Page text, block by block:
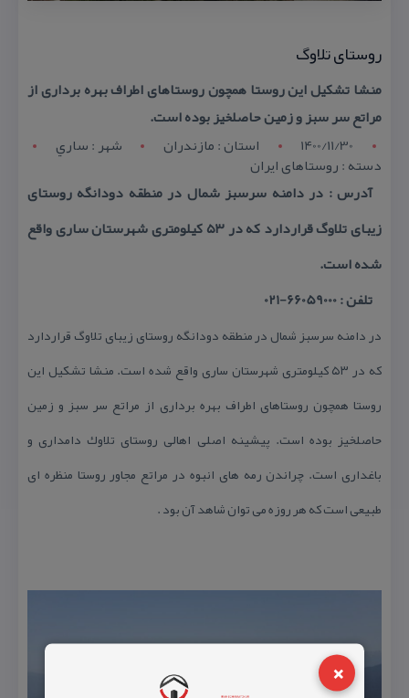
×
روستای تلاوگ
منشا تشكیل این روستا همچون روستاهای اطراف بهره برداری از
مراتع سر سبز و زمین حاصلخیز بوده است.
1400/11/30
استان : مازندران شهر : ساري
دسته : روستاهای ایران
آدرس : در دامنه سرسبز شمال در منطقه دودانگه روستای
زیبای تلاوگ قراردارد كه در ۵۳ كیلومتری شهرستان ساری واقع
شده است.
تلفن : 66059000-021
در دامنه سرسبز شمال در منطقه دودانگه روستای زیبای تلاوگ قراردارد
كه در ۵۳ كیلومتری شهرستان ساری واقع شده است. منشا تشكیل این
روستا همچون روستاهای اطراف بهره برداری از مراتع سر سبز و زمین
حاصلخیز بوده است. پیشینه اصلی اهالی روستای تلاوك دامداری و
باغداری است. چراندن رمه های انبوه در مراتع مجاور روستا منظره ای
طبیعی است كه هر روزه می توان شاهد آن بود .